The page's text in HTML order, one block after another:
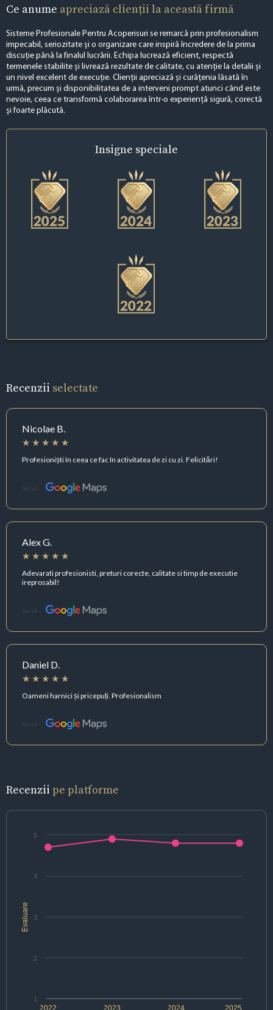
Ce anume apreciază clienții la această firmă
Sisteme Profesionale Pentru Acoperisuri se remarcă prin profesionalism
impecabil, seriozitate și o organizare care inspiră încredere de la prima
discuție până la finalul lucrării. Echipa lucrează eficient, respectă
termenele stabilite și livrează rezultate de calitate, cu atenție la detalii și
un nivel excelent de execuție. Clienții apreciază și curățenia lăsată în
urmă, precum și disponibilitatea de a interveni prompt atunci când este
nevoie, ceea ce transformă colaborarea într-o experiență sigură, corectă
și foarte plăcută.
Insigne speciale
Recenzii selectate
Nicolae B.
Profesioniști în ceea ce fac în activitatea de zi cu zi. Felicitări!
Sursă:
Alex G.
Adevarati profesionisti, preturi corecte, calitate si timp de executie
ireprosabil!
Sursă:
Daniel D.
Oameni harnici și pricepuți. Profesionalism
Sursă:
Recenzii pe platforme
Evaluare
2022 2024
2023 2025
1
2
3
4
5